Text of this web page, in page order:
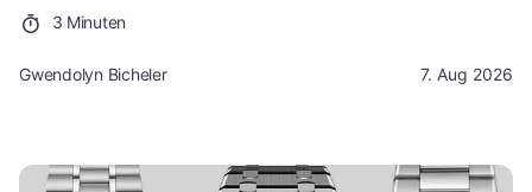
3 Minuten
Gwendolyn Bicheler 7. Aug 2026